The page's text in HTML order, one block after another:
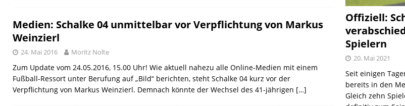
Medien: Schalke 04 unmittelbar vor Verpflichtung von Markus
Weinzierl
24. Mai 2016 Moritz Nolte
Zum Update vom 24.05.2016, 15.00 Uhr! Wie aktuell nahezu alle Online-Medien mit einem
Fußball-Ressort unter Berufung auf „Bild“ berichten, steht Schalke 04 kurz vor der
Verpflichtung von Markus Weinzierl. Demnach könnte der Wechsel des 41-jährigen […]
Offiziell:
Spielern
20. Mai 2021
Seit einigen
bereits in den
Gleich zehn